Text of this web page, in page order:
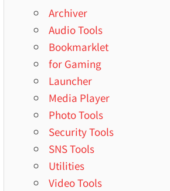
Archiver
Audio Tools
Bookmarklet
for Gaming
Launcher
Media Player
Photo Tools
Security Tools
SNS Tools
Utilities
Video Tools